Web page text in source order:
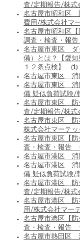
査/定期報告/株式
名古屋市昭和区
費用/株式会社マ
名古屋市昭和区
調査・検査・報
名古屋市東区 ダ
備）とは？【愛
１２条点検】
(1)
名古屋市東区 消
名古屋市東区 消
備 疑似負荷試験/
名古屋市東区 防
査/定期報告/株式
名古屋市東区 防
株式会社マーテッ
名古屋市東区【
査・検査・報
名古屋市港区 消
名古屋市港区 消
備 疑似負荷試験/
名古屋市港区 防
査/定期報告/株式
名古屋市港区 防
用/株式会社マー
名古屋市港区【
査・検査・報
名古屋市熱田区